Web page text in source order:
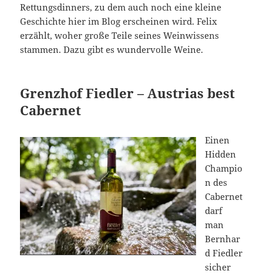
Rettungsdinners, zu dem auch noch eine kleine
Geschichte hier im Blog erscheinen wird. Felix
erzählt, woher große Teile seines Weinwissens
stammen. Dazu gibt es wundervolle Weine.
Grenzhof Fiedler – Austrias best
Cabernet
Einen
Hidden
Champio
n des
Cabernet
darf
man
Bernhar
d Fiedler
sicher